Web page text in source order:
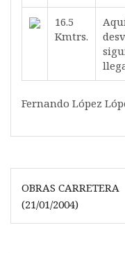
16.5
Kmtrs.
Fernando López
Navegación
de
entradas
OBRAS CARRETERA
(21/01/2004)